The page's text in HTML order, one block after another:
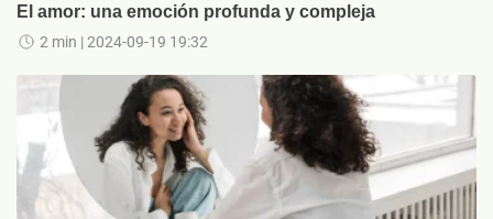
El amor: una emoción profunda y compleja
2 min | 2024-09-19 19:32